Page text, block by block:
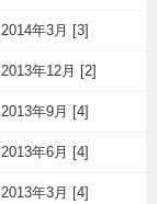
2014年3月 [3]
2013年12月 [2]
2013年9月 [4]
2013年6月 [4]
2013年3月 [4]